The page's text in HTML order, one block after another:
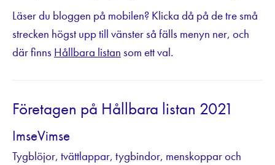
Läser du bloggen på mobilen? Klicka då på de tre små
strecken högst upp till vänster så fälls menyn ner, och
där finns Hållbara listan som ett val.
Företagen på Hållbara listan 2021
ImseVimse
Tygblöjor, tvättlappar, tygbindor, menskoppar och